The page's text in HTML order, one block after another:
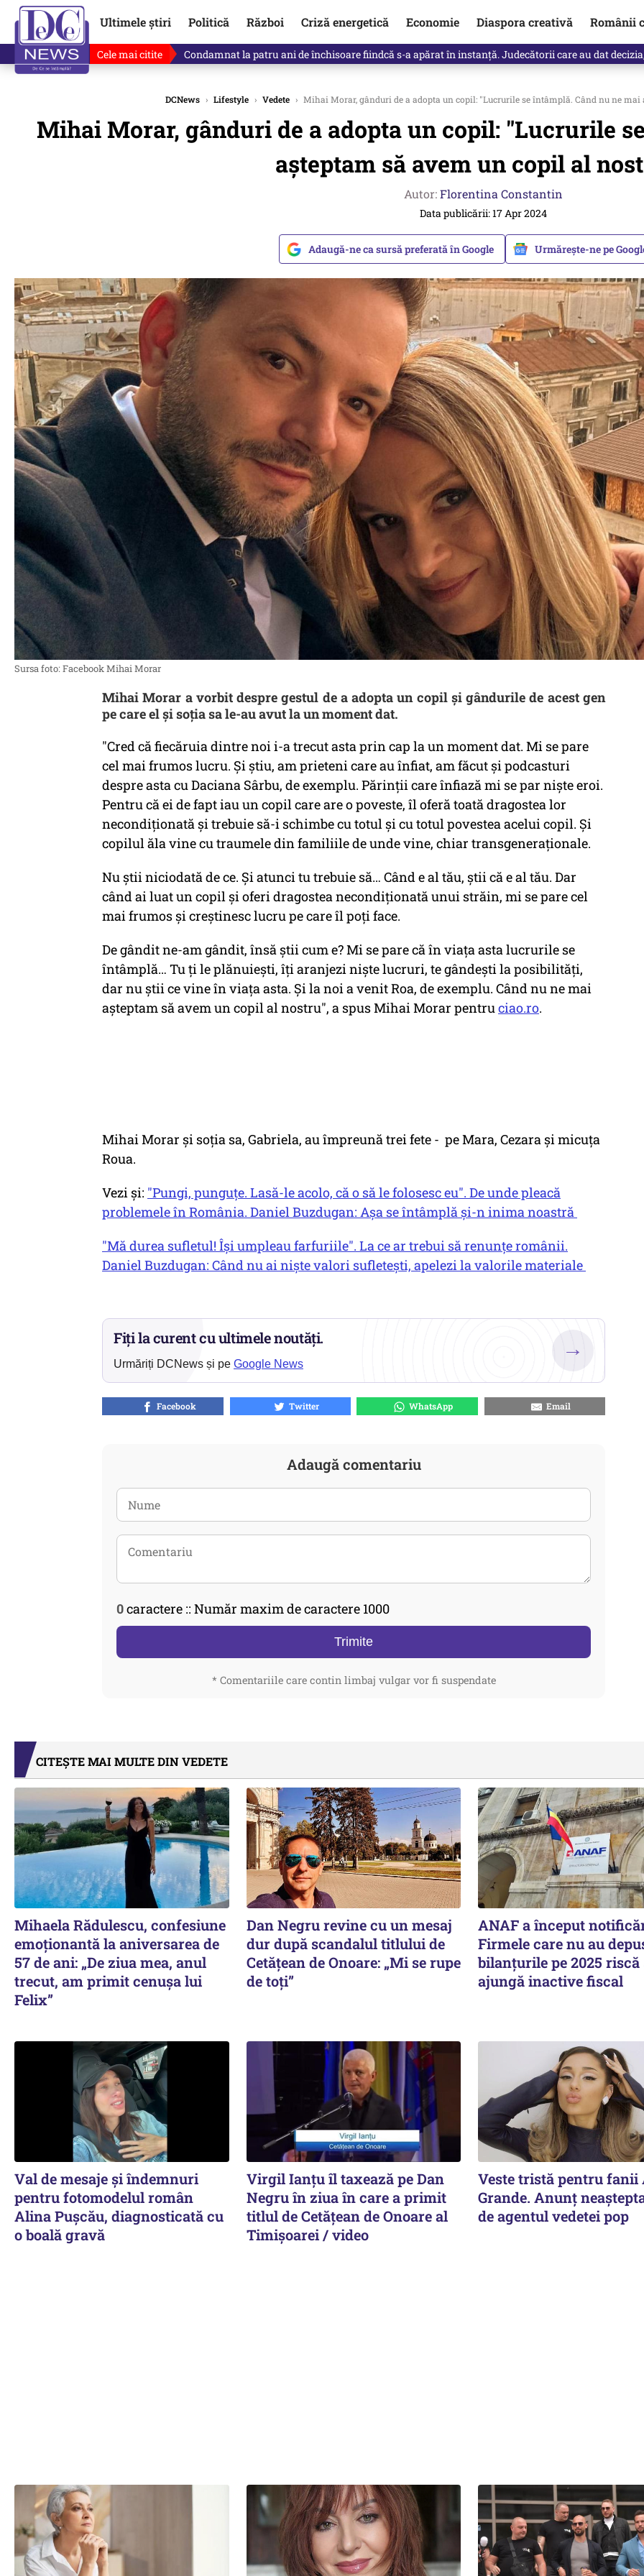
Ultimele știri Politică Război Criză energetică Economie Diaspora creativă Românii
Cele mai citite Singurul lucru care l-ar putea clinti pe Ilie Bolojan de la Palatul Victoria. Verdictul lui Bogdan
DCNews › Lifestyle › Vedete › Mihai Morar, gânduri de a adopta un copil: "Lucrurile se întâmplă. Când nu ne
Mihai Morar, gânduri de a adopta un copil: "Lucrurile
așteptam să avem un copil al
Autor:Florentina Constantin
Data publicării: 17 Apr 2024
Adaugă-ne ca sursă preferată în Google Urmărește-ne pe
Sursa foto: Facebook Mihai Morar
Mihai Morar a vorbit despre gestul de a adopta un copil și gândurile de acest gen
pe care el și soția sa le-au avut la un moment dat.
"Cred că fiecăruia dintre noi i-a trecut asta prin cap la un moment dat. Mi se pare
cel mai frumos lucru. Și știu, am prieteni care au înfiat, am făcut și podcasturi
despre asta cu Daciana Sârbu, de exemplu. Părinții care înfiază mi se par niște eroi.
Pentru că ei de fapt iau un copil care are o poveste, îl oferă toată dragostea lor
necondiționată și trebuie să-i schimbe cu totul și cu totul povestea acelui copil. Și
copilul ăla vine cu traumele din familiile de unde vine, chiar transgeneraționale.
Nu știi niciodată de ce. Și atunci tu trebuie să… Când e al tău, știi că e al tău. Dar
când ai luat un copil și oferi dragostea necondiționată unui străin, mi se pare cel
mai frumos și creștinesc lucru pe care îl poți face.
De gândit ne-am gândit, însă știi cum e? Mi se pare că în viața asta lucrurile se
întâmplă… Tu ți le plănuiești, îți aranjezi niște lucruri, te gândești la posibilități,
dar nu știi ce vine în viața asta. Și la noi a venit Roa, de exemplu. Când nu ne mai
așteptam să avem un copil al nostru", a spus Mihai Morar pentruciao.ro.
Mihai Morar și soția sa, Gabriela, au împreună trei fete - pe Mara, Cezara și micuța
Roua.
Vezi și: "Pungi, punguțe. Lasă-le acolo, că o să le folosesc eu". De unde pleacă
problemele în România. Daniel Buzdugan: Așa se întâmplă și-n inima noastră
"Mă durea sufletul! Își umpleau farfuriile". La ce ar trebui să renunțe românii.
Daniel Buzdugan: Când nu ai niște valori sufletești, apelezi la valorile materiale
Fiți la curent cu ultimele noutăți.
Urmăriți DCNews și pe Google News
→
Facebook Twitter WhatsApp Email
Adaugă comentariu
0caractere :: Număr maxim de caractere 1000
Trimite
* Comentariile care contin limbaj vulgar vor fi suspendate
CITEȘTE MAI MULTE DIN VEDETE
Mihaela Rădulescu, confesiune
emoționantă la aniversarea de
57 de ani: „De ziua mea, anul
trecut, am primit cenușa lui
Felix”
Dan Negru revine cu un mesaj
dur după scandalul titlului de
Cetățean de Onoare: „Mi se rupe
de toți”
ANAF a început
Firmele care nu au
bilanțurile pe 2025 riscă
ajungă inactive fiscal
Val de mesaje și îndemnuri
pentru fotomodelul român
Alina Pușcău, diagnosticată cu
o boală gravă
Virgil Ianțu îl taxează pe Dan
Negru în ziua în care a primit
titlul de Cetățean de Onoare al
Timișoarei / video
Veste tristă pentru fanii
Grande. Anunț
de agentul vedetei pop